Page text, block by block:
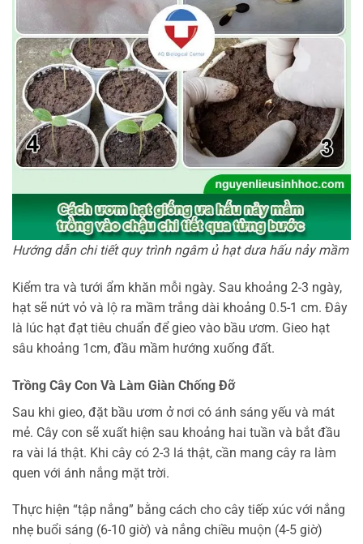
Hướng dẫn chi tiết quy trình ngâm ủ hạt dưa hấu nảy mầm
Kiểm tra và tưới ẩm khăn mỗi ngày. Sau khoảng 2-3 ngày,
hạt sẽ nứt vỏ và lộ ra mầm trắng dài khoảng 0.5-1 cm. Đây
là lúc hạt đạt tiêu chuẩn để gieo vào bầu ươm. Gieo hạt
sâu khoảng 1cm, đầu mầm hướng xuống đất.
Trồng Cây Con Và Làm Giàn Chống Đỡ
Sau khi gieo, đặt bầu ươm ở nơi có ánh sáng yếu và mát
mẻ. Cây con sẽ xuất hiện sau khoảng hai tuần và bắt đầu
ra vài lá thật. Khi cây có 2-3 lá thật, cần mang cây ra làm
quen với ánh nắng mặt trời.
Thực hiện “tập nắng” bằng cách cho cây tiếp xúc với nắng
nhẹ buổi sáng (6-10 giờ) và nắng chiều muộn (4-5 giờ)